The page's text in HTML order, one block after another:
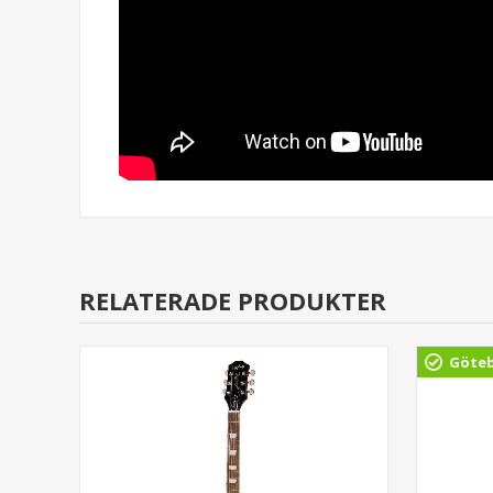
RELATERADE PRODUKTER